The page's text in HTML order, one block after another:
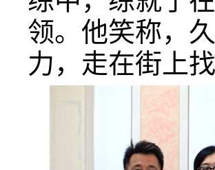
领。他笑称，
力，走在街上